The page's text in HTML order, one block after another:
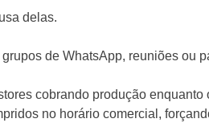
delas.
de WhatsApp, reuniões ou
cobrando produção
no horário comercial,